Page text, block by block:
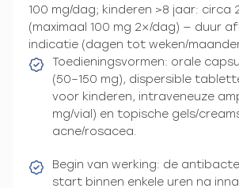
100 mg/dag; kinderen >8 jaar: circa
(maximaal 100 mg 2×/dag) — duur
indicatie (dagen tot weken/
Toedieningsvormen: orale
(50–150 mg), dispersible
voor kinderen, intraveneuze
mg/vial) en topische gels/
acne/rosacea.
Begin van werking: de
start binnen enkele uren na